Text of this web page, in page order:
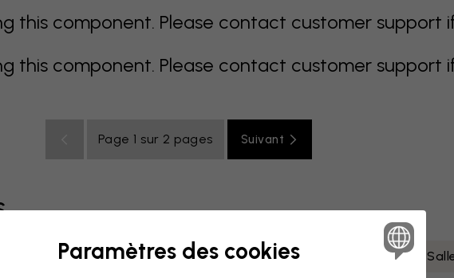
this component. Please contact customer support
this component. Please contact customer support
Page 1 sur 2 pages Suivant
orange rose mauve rouge turquoise jaune
Paramètres des cookies